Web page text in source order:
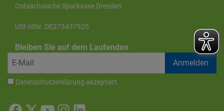
Ostsächsische Sparkasse Dresden
USt-IdNr. DE273437925
Bleiben Sie auf dem Laufenden
Datenschutzerklärung akzeptiert.